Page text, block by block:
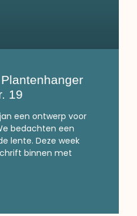
19
een ontwerp voor
bedachten een
lente. Deze week
binnen met